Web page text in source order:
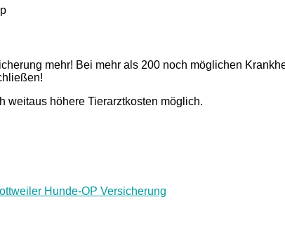
mehr! Bei mehr als 200 noch möglichen
weitaus höhere Tierarztkosten möglich.
Hunde-OP Versicherung